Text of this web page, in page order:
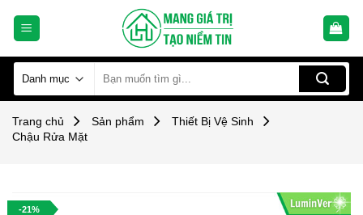
kiếm:
Trang chủ Sản phẩm
Thiết Bị Vệ Sinh
Chậu Rửa Mặt
-21%